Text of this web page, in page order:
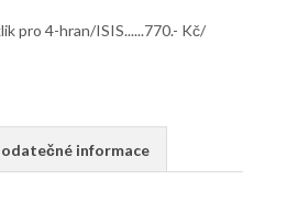
pro 4-hran/ISIS......770.- Kč/
informace